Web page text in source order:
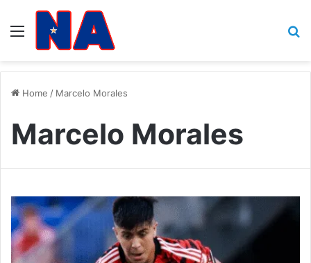
Menu
Home / Marcelo Morales
Marcelo Morales